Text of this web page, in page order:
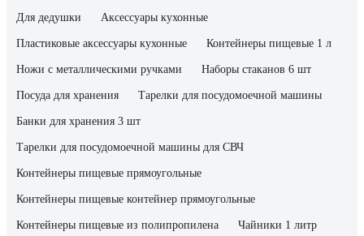
Для дедушки Аксессуары кухонные
Пластиковые аксессуары кухонные Контейнеры пищевые 1 л
Ножи с металлическими ручками Наборы стаканов 6 шт
Посуда для хранения Тарелки для посудомоечной машины
Банки для хранения 3 шт
Тарелки для посудомоечной машины для СВЧ
Контейнеры пищевые прямоугольные
Контейнеры пищевые контейнер прямоугольные
Контейнеры пищевые из полипропилена Чайники 1 литр